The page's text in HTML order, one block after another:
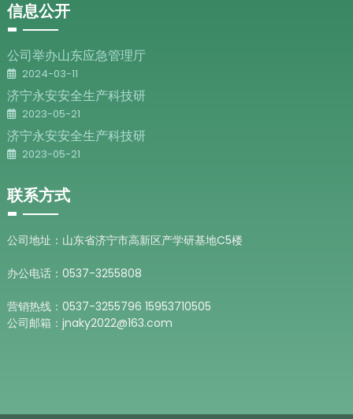
信息公开
公司举办山东应急管理厅
2024-03-11
济宁永安安全生产科技研
2023-05-21
济宁永安安全生产科技研
2023-05-21
联系方式
公司地址：山东省济宁市高新区产学研基地C5楼
办公电话：0537-3255808
营销热线：0537-3255796 15953710505
公司邮箱：jnaky2022@163.com